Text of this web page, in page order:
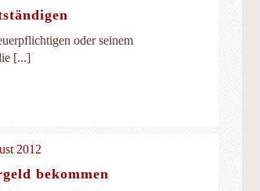
oder seinem
[...]
2012
bekommen